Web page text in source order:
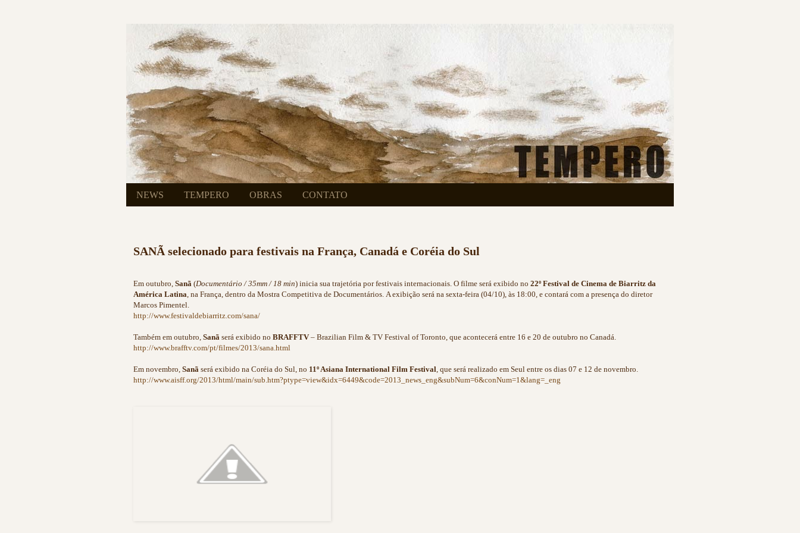
NEWS TEMPERO OBRAS CONTATO
SANÃ selecionado para festivais na França, Canadá e Coréia do Sul
Em outubro, Sanã (Documentário / 35mm / 18 min) inicia sua trajetória por festivais internacionais. O filme será exibido no 22º Festival de Cinema de Biarritz da
América Latina, na França, dentro da Mostra Competitiva de Documentários. A exibição será na sexta-feira (04/10), às 18:00, e contará com a presença do diretor
Marcos Pimentel.
http://www.festivaldebiarritz.com/sana/
Também em outubro, Sanã será exibido no BRAFFTV– Brazilian Film & TV Festival of Toronto, que acontecerá entre 16 e 20 de outubro no Canadá.
http://www.brafftv.com/pt/filmes/2013/sana.html
Em novembro, Sanã será exibido na Coréia do Sul, no 11º Asiana International Film Festival, que será realizado em Seul entre os dias 07 e 12 de novembro.
http://www.aisff.org/2013/html/main/sub.htm?ptype=view&idx=6449&code=2013_news_eng&subNum=6&conNum=1&lang=_eng